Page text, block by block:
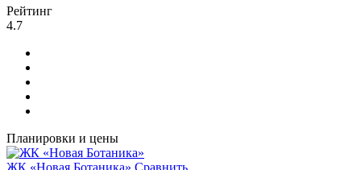
Рейтинг
4.7
Планировки и цены
ЖК «Новая Ботаника» Сравнить